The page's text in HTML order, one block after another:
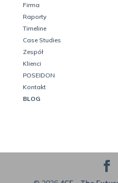
Firma
Raporty
Timeline
Case Studies
Zespół
Klienci
POSEIDON
Kontakt
BLOG